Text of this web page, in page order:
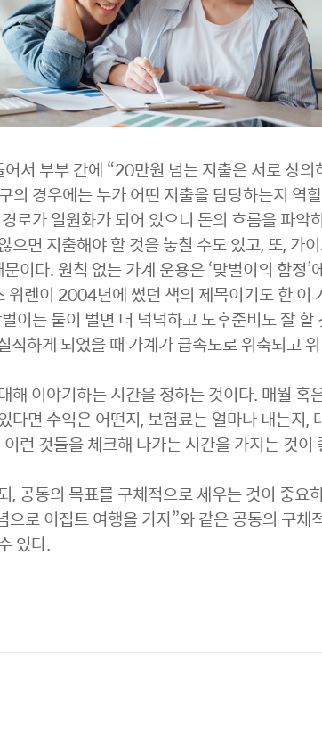
서 부부 간에 “20만원 넘는 지출은 서로 상
의 경우에는 누가 어떤 지출을 담당하는지 역
로가 일원화가 되어 있으니 돈의 흐름을 파악
면 지출해야 할 것을 놓칠 수도 있고, 또, 가
이다. 원칙 없는 가계 운용은 ‘맞벌이의 함정
렌이 2004년에 썼던 책의 제목이기도 한 이
이는 둘이 벌면 더 넉넉하고 노후준비도 잘 할
직하게 되었을 때 가계가 급속도로 위축되고
이야기하는 시간을 정하는 것이다. 매월 혹
다면 수익은 어떤지, 보험료는 얼마나 내는지,
런 것들을 체크해 나가는 시간을 가지는 것이
, 공동의 목표를 구체적으로 세우는 것이 중요
로 이집트 여행을 가자”와 같은 공동의 구체
있다.